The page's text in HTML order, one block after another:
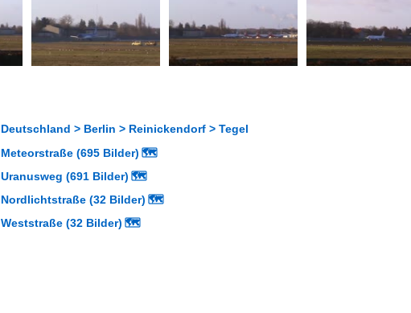
Deutschland > Berlin > Reinickendorf > Tegel
Meteorstraße (695 Bilder) 🗺
Uranusweg (691 Bilder) 🗺
Nordlichtstraße (32 Bilder) 🗺
Weststraße (32 Bilder) 🗺